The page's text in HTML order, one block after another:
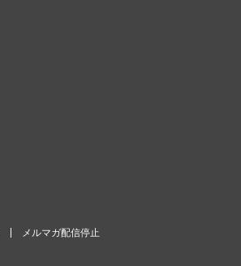
メルマガ配信停止